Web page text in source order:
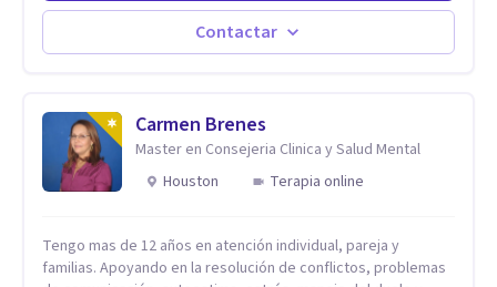
consultorio, ofrecemos una variedad de terapias y
tratamientos diseñados para satisfacer tus necesidades
específicas: Terapia para Trastornos de Ansiedad y
para ayudarte a recuperar tu bienestar emocional. Terapia
Individual, de Pareja y Familiar: Trabajamos contigo y tus
seres queridos para fortalecer las relaciones y mejorar la
dinámica familiar. Evaluaciones Psicológicas y Terapias
Terapia de exposición Terapia de juego para niños
Tratamiento de Traumas y Trastornos de Estrés
Contactar
Carmen Brenes
Master en Consejeria Clinica y Salud Mental
Houston
Terapia online
Tengo mas de 12 años en atención individual, pareja y
familias. Apoyando en la resolución de conflictos, problemas